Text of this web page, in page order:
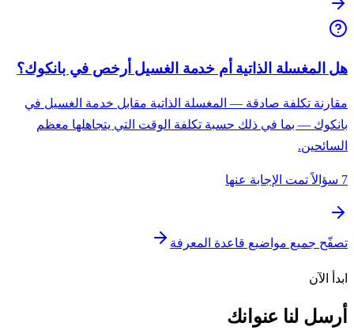
هل المغسلة الذاتية أم خدمة الغسيل أرخص في بانكوك؟
مقارنة تكلفة صادقة — المغسلة الذاتية مقابل خدمة الغسيل في
بانكوك — بما في ذلك حسبة تكلفة الوقت التي يتجاهلها معظم
السائحين.
7 سؤالاً تمت الإجابة عنها
تصفّح جميع مواضيع قاعدة المعرفة
ابدأ الآن
أرسل لنا عنوانك